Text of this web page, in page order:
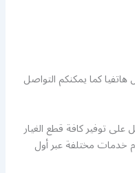
كما يمكنكم التواصل
توفير كافة قطع الغيار
خدمات مختلفة عبر أول